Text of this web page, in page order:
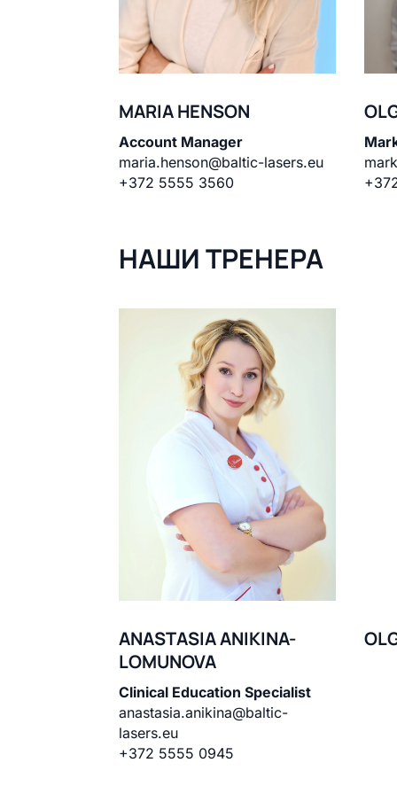
MARIA HENSON
Account Manager
maria.henson@baltic-lasers.eu
+372 5555 3560
НАШИ ТРЕНЕРА
ANASTASIA ANIKINA-
LOMUNOVA
Clinical Education Specialist
anastasia.anikina@baltic-
lasers.eu
+372 5555 0945